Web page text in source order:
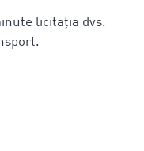
licitația dvs.